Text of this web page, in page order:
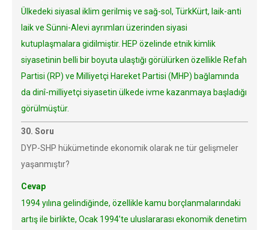
Ülkedeki siyasal iklim gerilmiş ve sağ-sol, TürkKürt, laik-anti
laik ve Sünni-Alevi ayrımları üzerinden siyasi
kutuplaşmalara gidilmiştir. HEP özelinde etnik kimlik
siyasetinin belli bir boyuta ulaştığı görülürken özellikle Refah
Partisi (RP) ve Milliyetçi Hareket Partisi (MHP) bağlamında
da dinî-milliyetçi siyasetin ülkede ivme kazanmaya başladığı
görülmüştür.
30. Soru
DYP-SHP hükümetinde ekonomik olarak ne tür gelişmeler
yaşanmıştır?
Cevap
1994 yılına gelindiğinde, özellikle kamu borçlanmalarındaki
artış ile birlikte, Ocak 1994’te uluslararası ekonomik denetim